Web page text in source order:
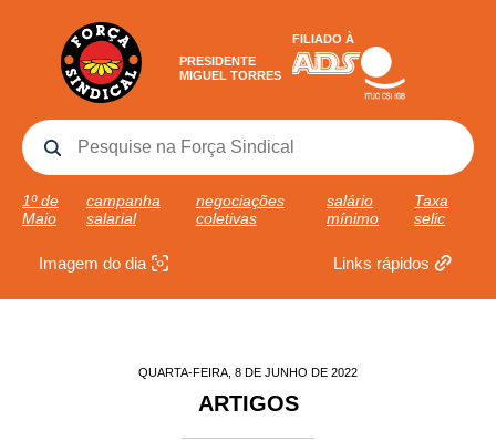
PRESIDENTE
MIGUEL TORRES
FILIADO À
1º de
Maio
campanha
salarial
negociações
coletivas
salário
mínimo
Taxa
selic
Imagem do dia Links rápidos
QUARTA-FEIRA, 8 DE JUNHO DE 2022
ARTIGOS